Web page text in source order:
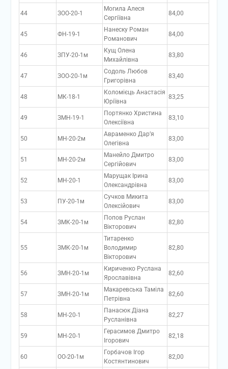
44 ЗОО-20-1
Могила Алеся
Сергіївна
84,00
45 ФН-19-1
Нанеску Роман
Романович
84,00
46 ЗПУ-20-1м
Кущ Олена
Михайлівна
83,80
47 ЗОО-20-1м
Содоль Любов
Григорівна
83,40
48 МК-18-1
Коломієць Анастасія
Юріївна
83,25
49 ЗМН-19-1
Портянко Христина
Олексіївна
83,10
50 МН-20-2м
Авраменко Дар’я
Олегівна
83,00
51 МН-20-2м
Манейло Дмитро
Сергійович
83,00
52 МН-20-1
Марущак Ірина
Олександрівна
83,00
53 ПУ-20-1м
Сучков Микита
Олексійович
83,00
54 ЗМК-20-1м
Попов Руслан
Вікторович
82,80
55 ЗМК-20-1м
Титаренко
Володимир
Вікторович
82,80
56 ЗМН-20-1м
Кириченко Руслана
Ярославівна
82,60
57 ЗМН-20-1м
Макаревська Таміла
Петрівна
82,60
58 МН-20-1
Панасюк Діана
Русланівна
82,27
59 МН-20-1
Герасимов Дмитро
Ігорович
82,18
60 ОО-20-1м
Горбачов Ігор
Костянтинович
82,00